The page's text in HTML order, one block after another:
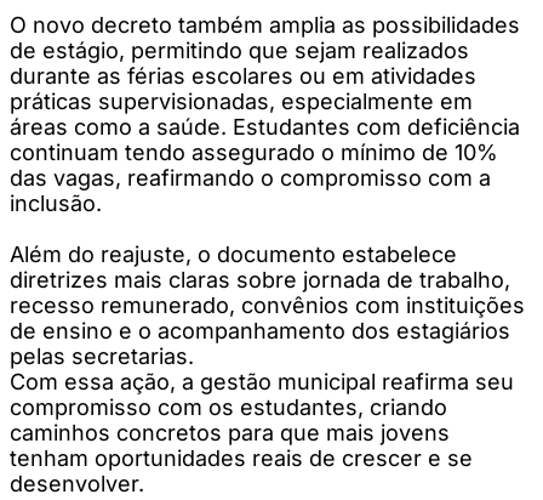
O novo decreto também amplia as possibilidades
de estágio, permitindo que sejam realizados
durante as férias escolares ou em atividades
práticas supervisionadas, especialmente em
áreas como a saúde. Estudantes com deficiência
continuam tendo assegurado o mínimo de 10%
das vagas, reafirmando o compromisso com a
inclusão.
Além do reajuste, o documento estabelece
diretrizes mais claras sobre jornada de trabalho,
recesso remunerado, convênios com instituições
de ensino e o acompanhamento dos estagiários
pelas secretarias.
Com essa ação, a gestão municipal reafirma seu
compromisso com os estudantes, criando
caminhos concretos para que mais jovens
tenham oportunidades reais de crescer e se
desenvolver.